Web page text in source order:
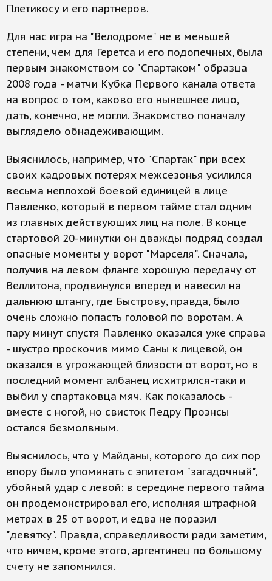
Плетикосу и его партнеров.
Для нас игра на "Велодроме" не в меньшей
степени, чем для Геретса и его подопечных, была
первым знакомством со "Спартаком" образца
2008 года - матчи Кубка Первого канала ответа
на вопрос о том, каково его нынешнее лицо,
дать, конечно, не могли. Знакомство поначалу
выглядело обнадеживающим.
Выяснилось, например, что "Спартак" при всех
своих кадровых потерях межсезонья усилился
весьма неплохой боевой единицей в лице
Павленко, который в первом тайме стал одним
из главных действующих лиц на поле. В конце
стартовой 20-минутки он дважды подряд создал
опасные моменты у ворот "Марселя". Сначала,
получив на левом фланге хорошую передачу от
Веллитона, продвинулся вперед и навесил на
дальнюю штангу, где Быстрову, правда, было
очень сложно попасть головой по воротам. А
пару минут спустя Павленко оказался уже справа
- шустро проскочив мимо Саны к лицевой, он
оказался в угрожающей близости от ворот, но в
последний момент албанец исхитрился-таки и
выбил у спартаковца мяч. Как показалось -
вместе с ногой, но свисток Педру Проэнсы
остался безмолвным.
Выяснилось, что у Майданы, которого до сих пор
впору было упоминать с эпитетом "загадочный",
убойный удар с левой: в середине первого тайма
он продемонстрировал его, исполняя штрафной
метрах в 25 от ворот, и едва не поразил
"девятку". Правда, справедливости ради заметим,
что ничем, кроме этого, аргентинец по большому
счету не запомнился.